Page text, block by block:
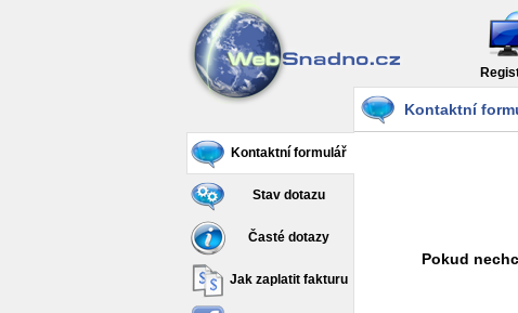
Kontaktní formulář
Stav dotazu
Časté dotazy
Jak zaplatit fakturu
Kontaktní
Pokud